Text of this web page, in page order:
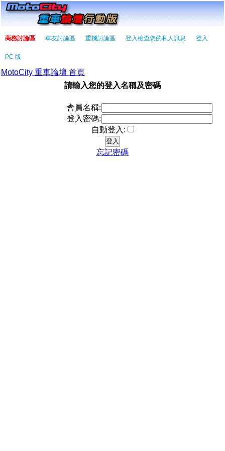
商務討論區 車友討論區 重機討論區 登入檢查您的私人訊息 登入
PC 版
MotoCity 重車論壇 首頁
請輸入您的登入名稱及密碼
會員名稱:
登入密碼:
自動登入:
忘記密碼